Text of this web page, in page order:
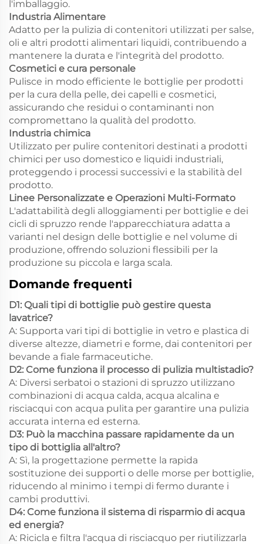
l'imballaggio.
Industria Alimentare
Adatto per la pulizia di contenitori utilizzati per salse,
oli e altri prodotti alimentari liquidi, contribuendo a
mantenere la durata e l'integrità del prodotto.
Cosmetici e cura personale
Pulisce in modo efficiente le bottiglie per prodotti
per la cura della pelle, dei capelli e cosmetici,
assicurando che residui o contaminanti non
compromettano la qualità del prodotto.
Industria chimica
Utilizzato per pulire contenitori destinati a prodotti
chimici per uso domestico e liquidi industriali,
proteggendo i processi successivi e la stabilità del
prodotto.
Linee Personalizzate e Operazioni Multi-Formato
L'adattabilità degli alloggiamenti per bottiglie e dei
cicli di spruzzo rende l'apparecchiatura adatta a
varianti nel design delle bottiglie e nel volume di
produzione, offrendo soluzioni flessibili per la
produzione su piccola e larga scala.
Domande frequenti
D1: Quali tipi di bottiglie può gestire questa
lavatrice?
A: Supporta vari tipi di bottiglie in vetro e plastica di
diverse altezze, diametri e forme, dai contenitori per
bevande a fiale farmaceutiche.
D2: Come funziona il processo di pulizia multistadio?
A: Diversi serbatoi o stazioni di spruzzo utilizzano
combinazioni di acqua calda, acqua alcalina e
risciacqui con acqua pulita per garantire una pulizia
accurata interna ed esterna.
D3: Può la macchina passare rapidamente da un
tipo di bottiglia all'altro?
A: Sì, la progettazione permette la rapida
sostituzione dei supporti o delle morse per bottiglie,
riducendo al minimo i tempi di fermo durante i
cambi produttivi.
D4: Come funziona il sistema di risparmio di acqua
ed energia?
A: Ricicla e filtra l'acqua di risciacquo per riutilizzarla